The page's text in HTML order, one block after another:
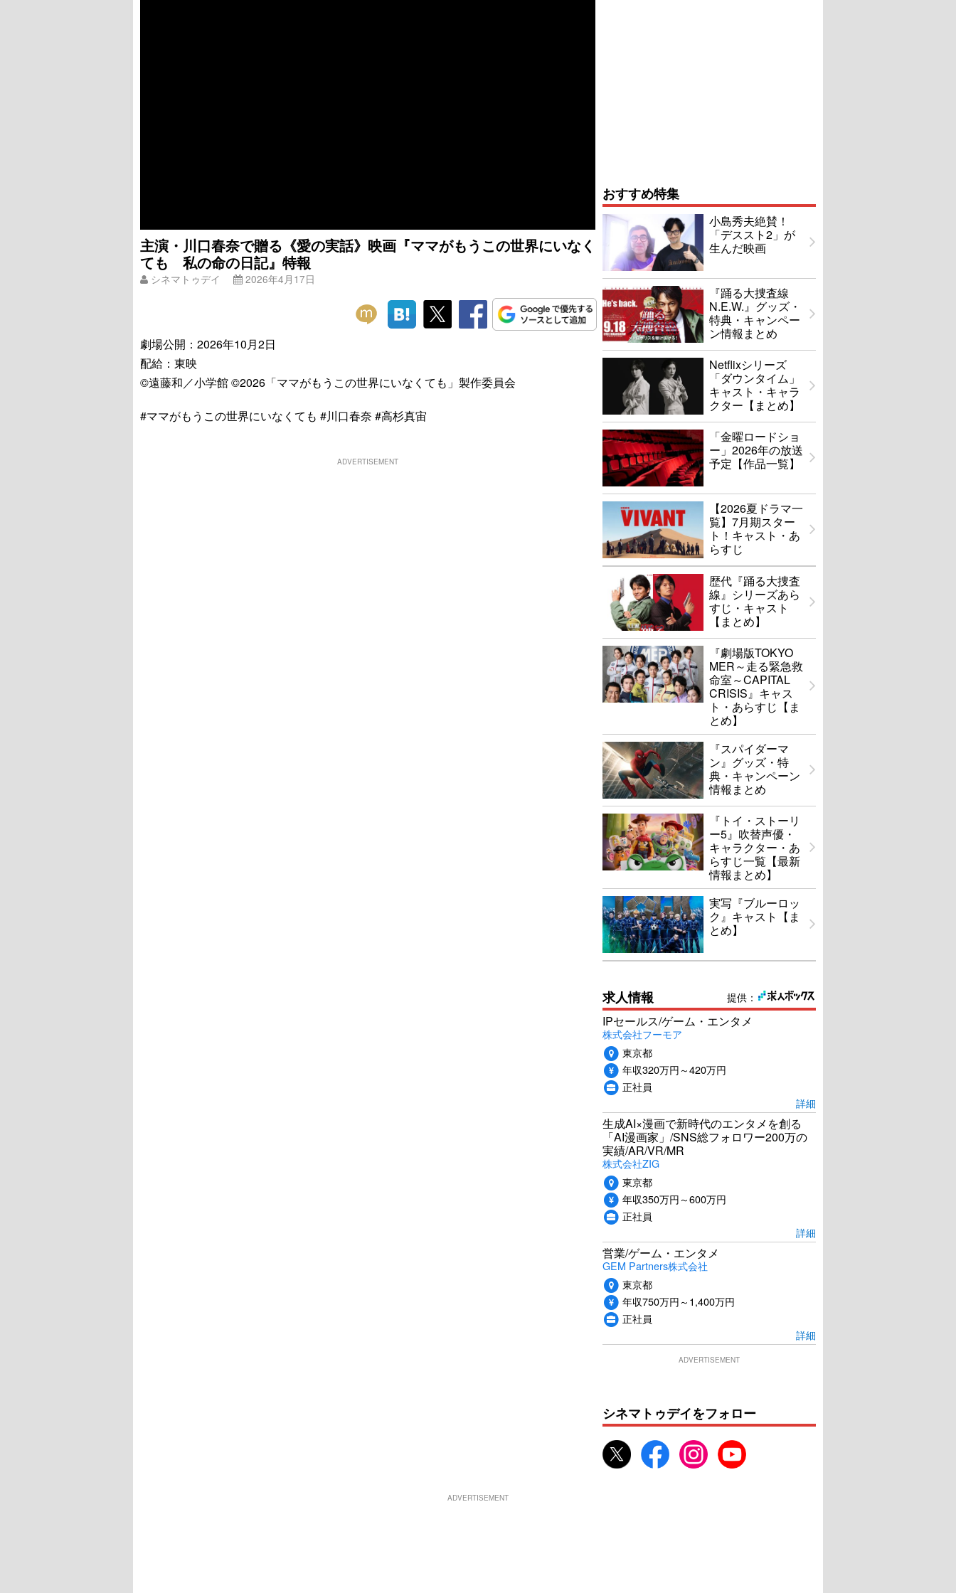
主演・川口春奈で贈る《愛の実話》映画『ママがもうこの世界にいなく
ても 私の命の日記』特報
シネマトゥデイ 2026年4月17日
劇場公開：2026年10月2日
配給：東映
©遠藤和／小学館 ©2026「ママがもうこの世界にいなくても」製作委員会
#ママがもうこの世界にいなくても #川口春奈 #高杉真宙
ADVERTISEMENT
おすすめ特集
小島秀夫絶賛！
「デススト2」が
生んだ映画
『踊る大捜査線
N.E.W.』グッズ・
特典・キャンペー
ン情報まとめ
Netflixシリーズ
「ダウンタイム」
キャスト・キャラ
クター【まとめ】
「金曜ロードショ
ー」2026年の放送
予定【作品一覧】
【2026夏ドラマ一
覧】7月期スター
ト！キャスト・あ
らすじ
歴代『踊る大捜査
線』シリーズあら
すじ・キャスト
【まとめ】
『劇場版TOKYO
MER～走る緊急救
命室～CAPITAL
CRISIS』キャス
ト・あらすじ【ま
とめ】
『スパイダーマ
ン』グッズ・特
典・キャンペーン
情報まとめ
『トイ・ストーリ
ー5』吹替声優・
キャラクター・あ
らすじ一覧【最新
情報まとめ】
実写『ブルーロッ
ク』キャスト【ま
とめ】
提供：
求人情報
IPセールス/ゲーム・エンタメ
株式会社フーモア
東京都
年収320万円～420万円
正社員
詳細
生成AI×漫画で新時代のエンタメを創る
「AI漫画家」/SNS総フォロワー200万の
実績/AR/VR/MR
株式会社ZIG
東京都
年収350万円～600万円
正社員
詳細
営業/ゲーム・エンタメ
GEM Partners株式会社
東京都
年収750万円～1,400万円
正社員
詳細
ADVERTISEMENT
シネマトゥデイをフォロー
ADVERTISEMENT